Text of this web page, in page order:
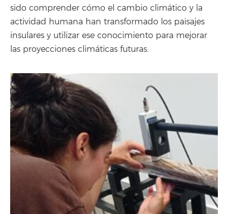
sido comprender cómo el cambio climático y la
actividad humana han transformado los paisajes
insulares y utilizar ese conocimiento para mejorar
las proyecciones climáticas futuras.